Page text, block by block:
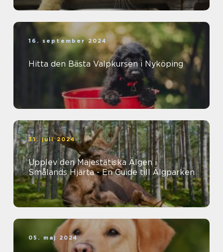
16. september 2024
Hitta den Bästa Valpkursen i Nyköping
31. juli 2024
Upplev den Majestätiska Älgen i
Smålands Hjärta - En Guide till Älgparken
05. maj 2024